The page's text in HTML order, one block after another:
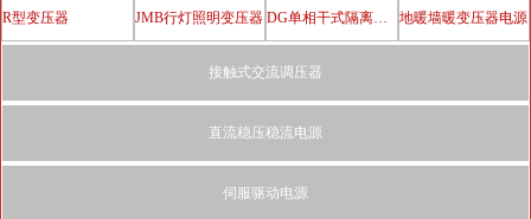
R型变压器 JMB行灯照明变压器 DG单相干式隔离变压器 地暖墙暖变压器电源
接触式交流调压器
直流稳压稳流电源
伺服驱动电源